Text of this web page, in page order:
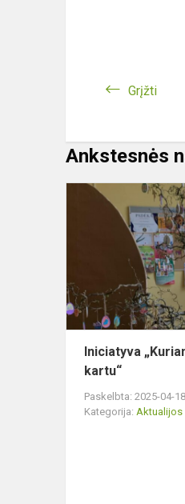
Grįžti
Ankstesnės
Iniciatyva
kartu“
Paskelbta: 2025-04-18
Kategorija: Aktualijos